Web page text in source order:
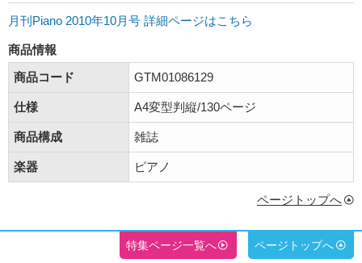
月刊Piano 2010年10月号 詳細ページはこちら
商品情報
商品コード
GTM01086129
仕様 A4変型判縦/130ページ
商品構成 雑誌
楽器 ピアノ
ページトップへ
特集ページ一覧へ ページトップへ